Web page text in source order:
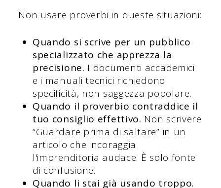
Non usare proverbi in queste situazioni:
Quando si scrive per un pubblico
specializzato che apprezza la
precisione. I documenti accademici
e i manuali tecnici richiedono
specificità, non saggezza popolare.
Quando il proverbio contraddice il
tuo consiglio effettivo. Non scrivere
“Guardare prima di saltare” in un
articolo che incoraggia
l'imprenditoria audace. È solo fonte
di confusione.
Quando li stai già usando troppo.